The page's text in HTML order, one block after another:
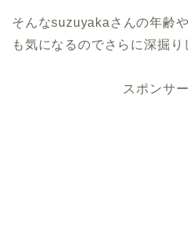
そんなsuzuyakaさんの年齢
も気になるのでさらに深掘り
スポンサ